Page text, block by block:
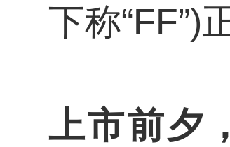
下称“FF”)
上市前夕，